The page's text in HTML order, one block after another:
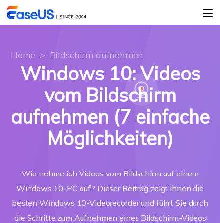
Home > Bildschirm aufnehmen
Windows 10: Videos
vom Bildschirm
aufnehmen (7 einfache
Möglichkeiten)
Wie nehme ich Videos vom Bildschirm auf einem
Windows 10-PC auf? Dieser Beitrag zeigt Ihnen die
besten Windows 10-Videorecorder und führt Sie durch
die Schritte zum Aufnehmen eines Bildschirm-Videos